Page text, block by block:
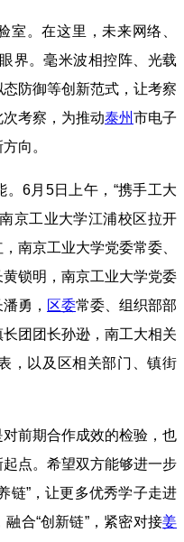
室。在这里，未来网络、
界。毫米波相控阵、光载
防御等创新范式，让考察
考察，为推动泰州市电子
向。
6月5日上午，“携手工大
京工业大学江浦校区拉开
南京工业大学党委常委、
锁明，南京工业大学党委
勇， 区委常委、组织部部
团团长孙逊，南工大相关
，以及区相关部门、镇街
前期合作成效的检验，也
点。希望双方能够进一步
链”，让更多优秀学子走进
合“创新链”，紧密对接姜